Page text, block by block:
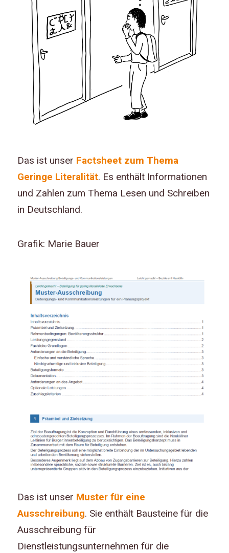
Das ist unser Factsheet zum Thema
Geringe Literalität. Es enthält Informationen
und Zahlen zum Thema Lesen und Schreiben
in Deutschland.
Grafik: Marie Bauer
Das ist unser Muster für eine
Ausschreibung. Sie enthält Bausteine für die
Ausschreibung für
Dienstleistungsunternehmen für die